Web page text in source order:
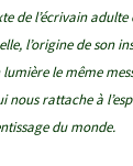
de l’écrivain
l’origine de son
le même
nous rattache à
du monde.